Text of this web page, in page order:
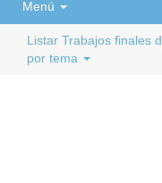
Menú
Listar Trabajos finales
por tema